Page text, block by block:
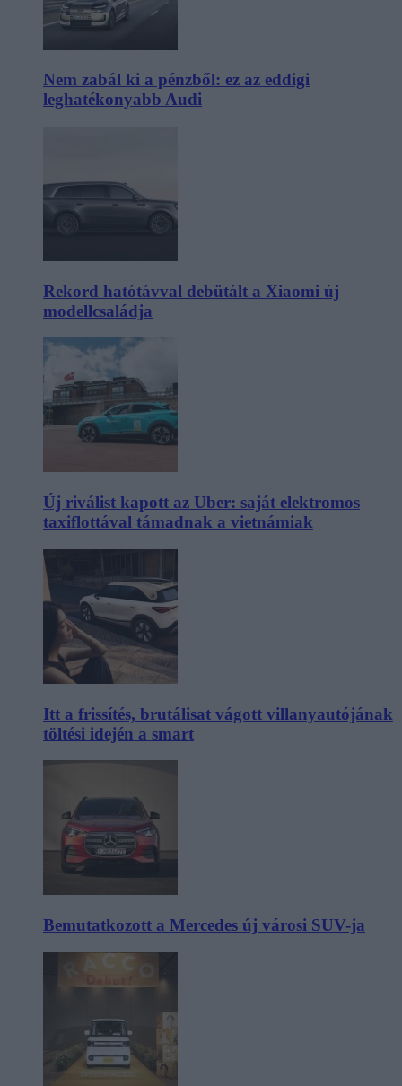
Nem zabál ki a pénzből: ez az eddigi
leghatékonyabb Audi
Rekord hatótávval debütált a Xiaomi új
modellcsaládja
Új riválist kapott az Uber: saját elektromos
taxiflottával támadnak a vietnámiak
Itt a frissítés, brutálisat vágott villanyautójának
töltési idején a smart
Bemutatkozott a Mercedes új városi SUV-ja